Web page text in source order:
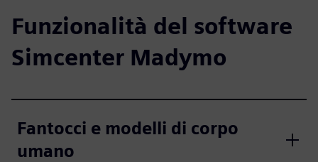
Funzionalità del software
Simcenter Madymo
Fantocci e modelli di corpo
umano